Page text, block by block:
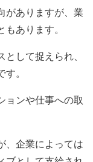
がありますが、業
あります。
して捉えられ、
。
ョンや仕事への取
、企業によっては